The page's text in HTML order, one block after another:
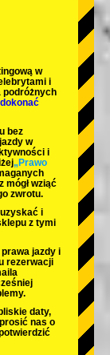
Akihabara#1
Bay
Osaka
w
i
podróżnych
dokonać
bez
w
i
„Prawo
mógł wziąć
zwrotu.
i
z tymi
prawa jazdy i
rezerwacji
daty,
nas o